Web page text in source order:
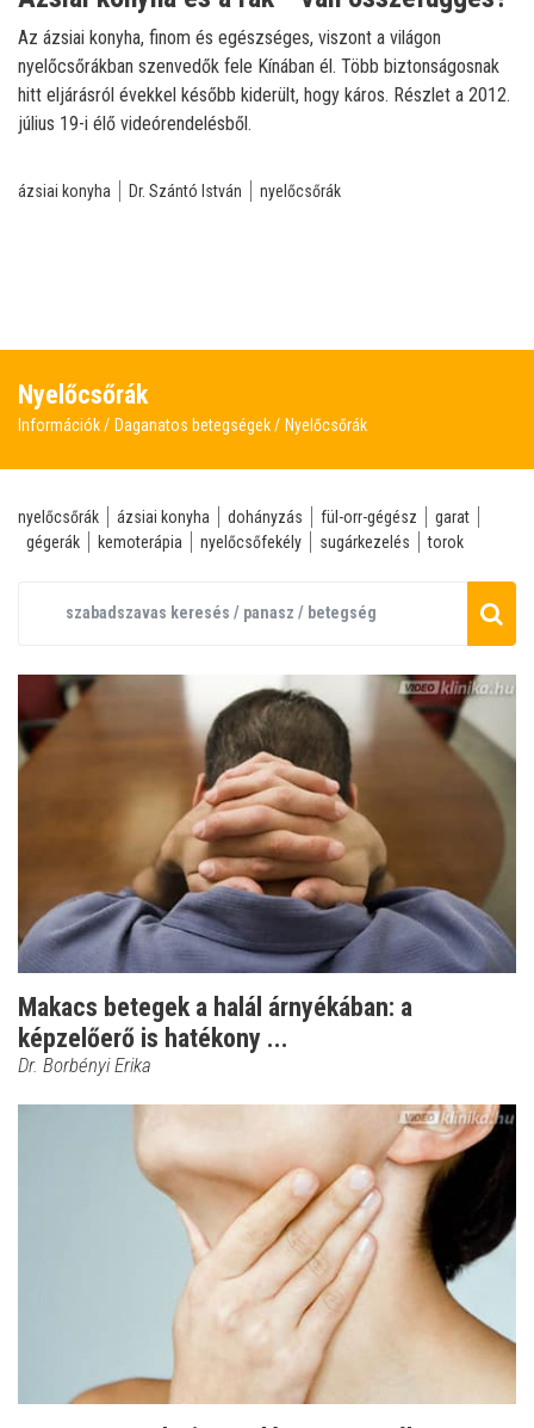
Az ázsiai konyha, finom és egészséges, viszont a világon
nyelőcsőrákban szenvedők fele Kínában él. Több biztonságosnak
hitt eljárásról évekkel később kiderült, hogy káros. Részlet a 2012.
július 19-i élő videórendelésből.
ázsiai konyha Dr. Szántó István nyelőcsőrák
Nyelőcsőrák
Információk Daganatos betegségek Nyelőcsőrák
nyelőcsőrák ázsiai konyha dohányzás fül-orr-gégész
garat
gégerák
kemoterápia nyelőcsőfekély sugárkezelés torok
Makacs betegek a halál árnyékában: a
képzelőerő is hatékony ...
Dr. Borbényi Erika